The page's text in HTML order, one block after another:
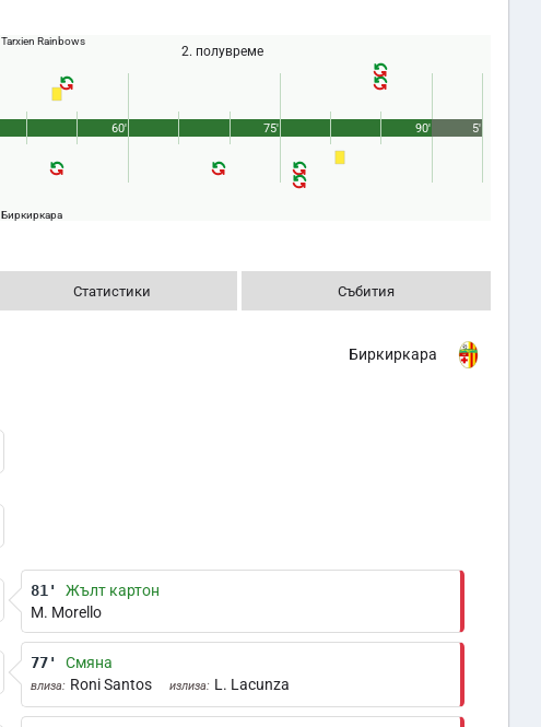
Tarxien Rainbows
2. полувреме
Биркиркара
90'
60' 75' 5'
Статистики Събития
Биркиркара
81'
Жълт картон
M. Morello
77' Смяна
влиза: Roni Santos излиза: L. Lacunza